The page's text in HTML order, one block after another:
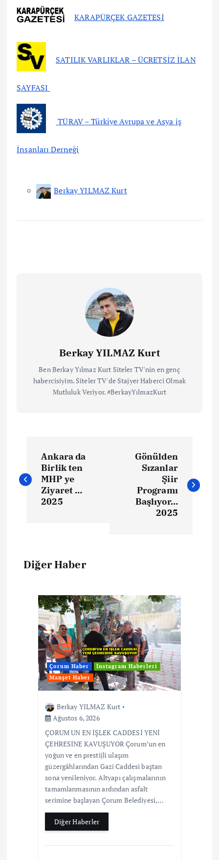
KARAPÜRÇEK GAZETESİ
SATILIK VARLIKLAR – ÜCRETSİZ İLAN
SAYFASI
TÜRAV – Türkiye Avrupa ve Asya iş
İnsanları Derneği
Berkay YILMAZ Kurt
Berkay YILMAZ Kurt
Ben Berkay Yılmaz Kurt Siteler TV'nin en genç
habercisiyim. Siteler TV'de Stajyer Haberci Olmak
Mutluluk Veriyor. #BerkayYılmazKurt
Ankara da
Birlik ten
MHP ye
Ziyaret …
2025
Gönülden
Sızanlar
Şiir
Programı
Başlıyor…
2025
Diğer Haber
Çorum Haber
İnstagram Haberleri
Manşet Haber
Berkay YILMAZ Kurt
Ağustos 6, 2026
ÇORUM UN EN İŞLEK CADDESİ YENİ
ÇEHRESİNE KAVUŞUYOR Çorum’un en
yoğun ve en prestijli ulaşım
güzergâhlarından Gazi Caddesi baştan
sona yenileniyor. Altyapı çalışmalarının
tamamlanmasının ardından asfalt
serimine başlayan Çorum Belediyesi,…
Diğer Haberler